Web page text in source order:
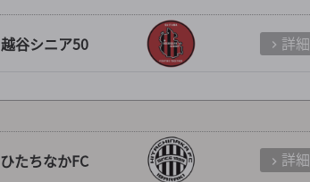
越谷シニア50 詳細
ひたちなかFC 詳細